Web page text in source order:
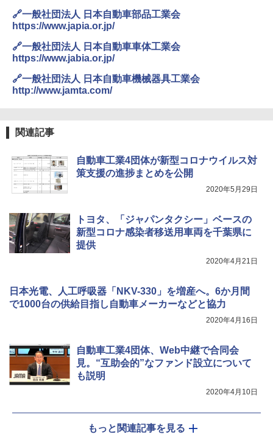
🔗一般社団法人 日本自動車部品工業会
https://www.japia.or.jp/
🔗一般社団法人 日本自動車車体工業会
https://www.jabia.or.jp/
🔗一般社団法人 日本自動車機械器具工業会
http://www.jamta.com/
関連記事
自動車工業4団体が新型コロナウイルス対
策支援の進捗まとめを公開
2020年5月29日
トヨタ、「ジャパンタクシー」ベースの
新型コロナ感染者移送用車両を千葉県に
提供
2020年4月21日
日本光電、人工呼吸器「NKV-330」を増産へ。6か月間
で1000台の供給目指し自動車メーカーなどと協力
2020年4月16日
自動車工業4団体、Web中継で合同会
見。“互助会的”なファンド設立について
も説明
2020年4月10日
もっと関連記事を見る